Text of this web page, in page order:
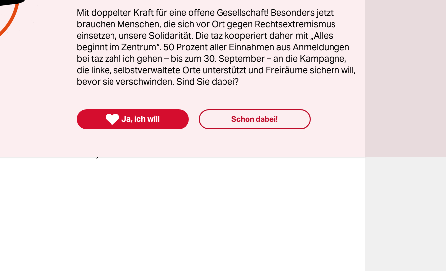
sind. So konstatiert es jetzt eine Studie der
in Dänemark.
sich im Laufe des Lebens eines heute Zweijährigen ein
Giftcocktail zusammen, wenn man alle Schadstoffe
er aufnimmt - auch wenn diese jeweils unterhalb der
aus Jacke und Gummistiefeln, Sonnencreme und
Seife, Plastikflaschen und Lebensmittelfolien
Risiko" machen, konstatiert die Studie.
Mit doppelter Kraft für eine offene Gesellschaft! Besonders jetzt
brauchen Menschen, die sich vor Ort gegen Rechtsextremismus
einsetzen, unsere Solidarität. Die taz kooperiert daher mit „Alles
beginnt im Zentrum“. 50 Prozent aller Einnahmen aus Anmeldungen
bei taz zahl ich gehen – bis zum 30. September – an die Kampagne,
die linke, selbstverwaltete Orte unterstützt und Freiräume sichern will,
bevor sie verschwinden. Sind Sie dabei?
 Ja, ich will Schon dabei!